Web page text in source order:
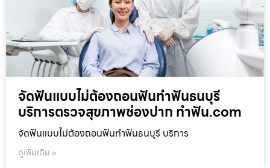
จัดฟันแบบไม่ต้องถอนฟันทำฟันธนบุรี
บริการตรวจสุขภาพช่องปาก ทำฟัน.com
จัดฟันแบบไม่ต้องถอนฟันทำฟันธนบุรี บริการ
ดูเพิ่มเติม »